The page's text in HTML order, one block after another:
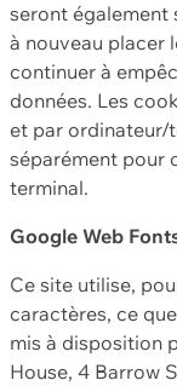
seront également
à nouveau placer
continuer à
données. Les
et par ordinateur/
séparément pour
terminal.
Google Web
Ce site utilise,
caractères, ce
mis à disposition
House, 4 Barrow